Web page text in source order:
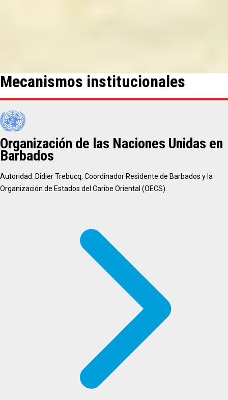
Mecanismos institucionales
Organización de las Naciones Unidas en
Barbados
Autoridad: Didier Trebucq, Coordinador Residente de Barbados y la
Organización de Estados del Caribe Oriental (OECS).